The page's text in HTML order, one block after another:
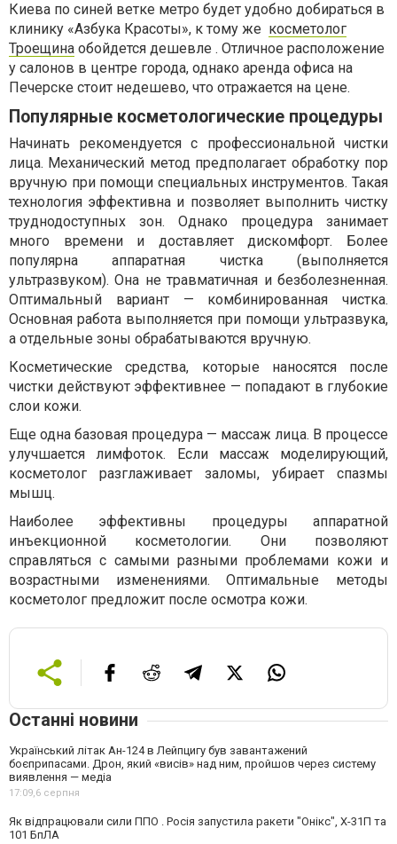
Киева по синей ветке метро будет удобно добираться в
клинику «Азбука Красоты», к тому же косметолог
Троещина обойдется дешевле . Отличное расположение
у салонов в центре города, однако аренда офиса на
Печерске стоит недешево, что отражается на цене.
Популярные косметологические процедуры
Начинать рекомендуется с профессиональной чистки
лица. Механический метод предполагает обработку пор
вручную при помощи специальных инструментов. Такая
технология эффективна и позволяет выполнить чистку
труднодоступных зон. Однако процедура занимает
много времени и доставляет дискомфорт. Более
популярна аппаратная чистка (выполняется
ультразвуком). Она не травматичная и безболезненная.
Оптимальный вариант — комбинированная чистка.
Основная работа выполняется при помощи ультразвука,
а отдельные зоны обрабатываются вручную.
Косметические средства, которые наносятся после
чистки действуют эффективнее — попадают в глубокие
слои кожи.
Еще одна базовая процедура — массаж лица. В процессе
улучшается лимфоток. Если массаж моделирующий,
косметолог разглаживает заломы, убирает спазмы
мышц.
Наиболее эффективны процедуры аппаратной
инъекционной косметологии. Они позволяют
справляться с самыми разными проблемами кожи и
возрастными изменениями. Оптимальные методы
косметолог предложит после осмотра кожи.
Останні новини
Український літак Ан-124 в Лейпцигу був завантажений
боєприпасами. Дрон, який «висів» над ним, пройшов через систему
виявлення — медіа
17:09,6 серпня
Як відпрацювали сили ППО . Росія запустила ракети "Онікс", Х-31П та
101 БпЛА